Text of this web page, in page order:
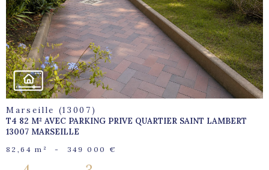
bien
Marseille (13007)
T4 82 M² AVEC PARKING PRIVE QUARTIER SAINT LAMBERT
13007 MARSEILLE
82,64 m² - 349 000 €